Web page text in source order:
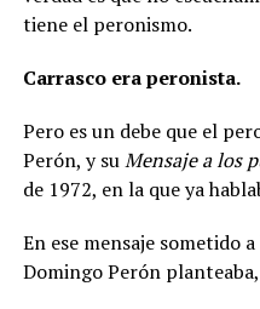
tiene el peronismo.
Carrasco era peronista.
Pero es un debe que el
Perón, y suMensaje a los
de 1972, en la que ya
En ese mensaje sometido
Domingo Perón